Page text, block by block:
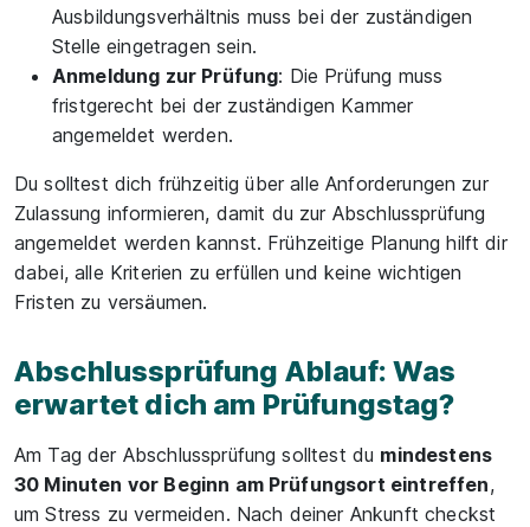
Ausbildungsverhältnis muss bei der zuständigen
Stelle eingetragen sein.
Anmeldung zur Prüfung: Die Prüfung muss
fristgerecht bei der zuständigen Kammer
angemeldet werden.
Du solltest dich frühzeitig über alle Anforderungen zur
Zulassung informieren, damit du zur Abschlussprüfung
angemeldet werden kannst. Frühzeitige Planung hilft dir
dabei, alle Kriterien zu erfüllen und keine wichtigen
Fristen zu versäumen.
Abschlussprüfung Ablauf: Was
erwartet dich am Prüfungstag?
Am Tag der Abschlussprüfung solltest du mindestens
30 Minuten vor Beginn am Prüfungsort eintreffen,
um Stress zu vermeiden. Nach deiner Ankunft checkst